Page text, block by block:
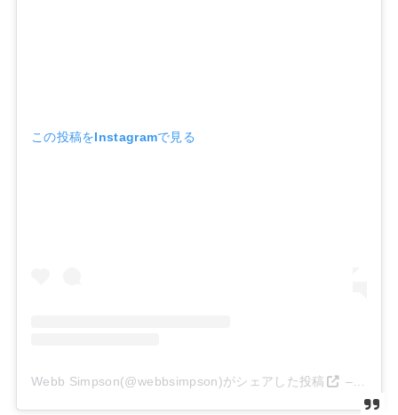
この投稿をInstagramで見る
Webb Simpson(@webbsimpson)がシェアした投稿 – 2020